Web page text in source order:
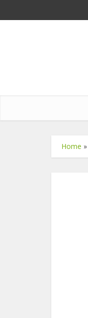
Home »